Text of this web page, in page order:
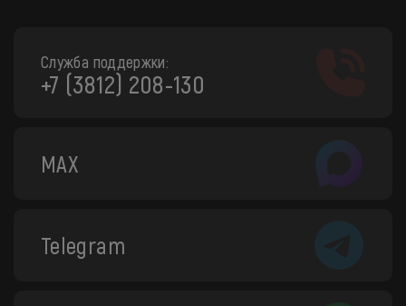
Служба поддержки:
+7 (3812) 208-130
MAX
Telegram